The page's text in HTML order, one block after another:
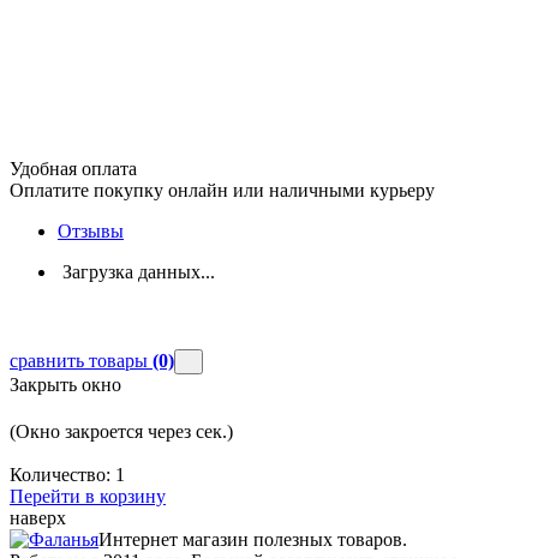
Удобная оплата
Оплатите покупку онлайн или наличными курьеру
Отзывы
Загрузка данных...
сравнить товары (0)
Закрыть окно
(Окно закроется через сек.)
Количество: 1
Перейти в корзину
наверх
Интернет магазин полезных товаров.